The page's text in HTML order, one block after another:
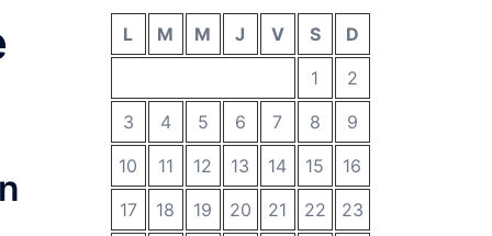
L M M J V S
D
1
2
3
4 5 6 7 8
9
10
11 12 13 14 15
16
17
18 19 20 21 22
23